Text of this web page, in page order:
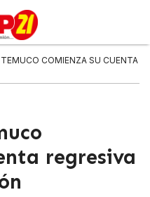
COMIENZA SU CUENTA
regresiva